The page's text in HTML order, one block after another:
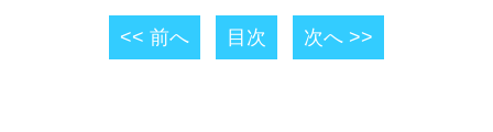
<< 前へ 目次 次へ >>